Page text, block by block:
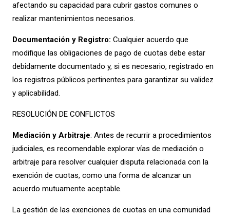
afectando su capacidad para cubrir gastos comunes o
realizar mantenimientos necesarios.
Documentación y Registro: Cualquier acuerdo que
modifique las obligaciones de pago de cuotas debe estar
debidamente documentado y, si es necesario, registrado en
los registros públicos pertinentes para garantizar su validez
y aplicabilidad.
RESOLUCIÓN DE CONFLICTOS
Mediación y Arbitraje: Antes de recurrir a procedimientos
judiciales, es recomendable explorar vías de mediación o
arbitraje para resolver cualquier disputa relacionada con la
exención de cuotas, como una forma de alcanzar un
acuerdo mutuamente aceptable.
La gestión de las exenciones de cuotas en una comunidad